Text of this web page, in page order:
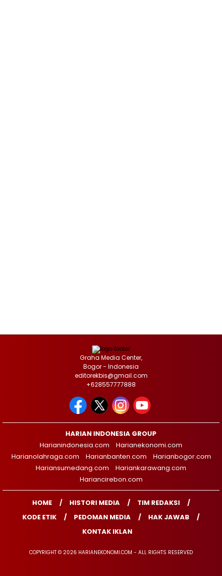
Graha Media Center,
Bogor - Indonesia
editorekbis@gmail.com
+628557777888
HARIAN INDONESIA GROUP
Harianindonesia.com
Harianekonomi.com
Harianolahraga.com
Harianbanten.com
Harianbogor.com
Hariansumedang.com
Hariankarawang.com
Hariancirebon.com
HOME HISTORI MEDIA
TIM REDAKSI
KODE ETIK
PEDOMAN MEDIA
HAK JAWAB
KONTAK IKLAN
COPYRIGHT © 2026 HARIANEKONOMI.COM - ALL RIGHTS RESERVED